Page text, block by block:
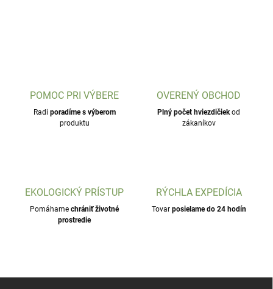
POMOC PRI VÝBERE
Radi poradíme s výberom
produktu
OVERENÝ OBCHOD
Plný počet hviezdičiekod
zákaníkov
EKOLOGICKÝ PRÍSTUP
Pomáhame chrániť životné
prostredie
RÝCHLA EXPEDÍCIA
Tovar posielame do 24 hodín